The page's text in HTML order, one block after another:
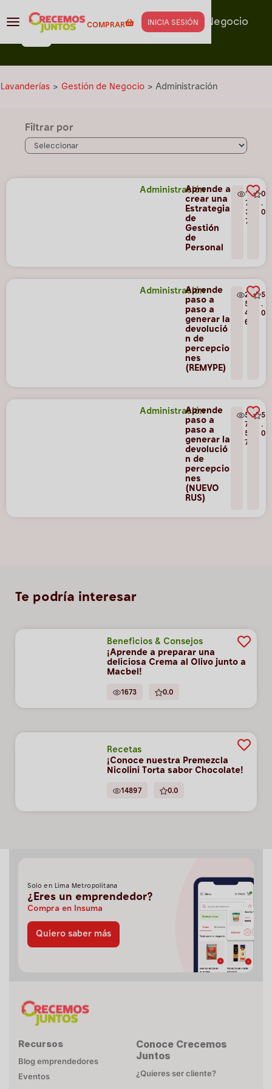
COMPRAR INICIA SESIÓN
Capacitación para Gestión de Negocio
Administración
Lavanderías > Gestión de Negocio > Administración
Filtrar por
AdministraciónAprende a
crear una
Estrategia
de
Gestión
de
Personal
1
7
3
7
0
.
0
Administración
Aprende
paso a
paso a
generar la
devolució
n de
percepcio
nes
(REMYPE)
2
5
4
6
5
.
0
AdministraciónAprende
paso a
paso a
generar la
devolució
n de
percepcio
nes
(NUEVO
RUS)
5
7
5
7
5
.
0
Te podría interesar
Beneficios & Consejos
¡Aprende a preparar una
deliciosa Crema al Olivo junto a
Macbel!
1673 0.0
Recetas
¡Conoce nuestra Premezcla
Nicolini Torta sabor Chocolate!
14897 0.0
Solo en Lima Metropolitana
¿Eres un emprendedor?
Compra en Insuma
Quiero saber más
Recursos
Blog emprendedores
Eventos
Conoce Crecemos
Juntos
¿Quieres ser cliente?